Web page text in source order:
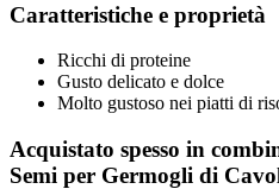
Caratteristiche e proprietà
Ricchi di proteine
Gusto delicato e dolce
Molto gustoso nei piatti di
Acquistato spesso in
Semi per Germogli di